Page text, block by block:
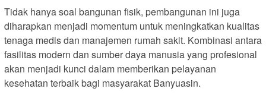
Tidak hanya soal bangunan fisik, pembangunan ini juga
diharapkan menjadi momentum untuk meningkatkan kualitas
tenaga medis dan manajemen rumah sakit. Kombinasi antara
fasilitas modern dan sumber daya manusia yang profesional
akan menjadi kunci dalam memberikan pelayanan
kesehatan terbaik bagi masyarakat Banyuasin.